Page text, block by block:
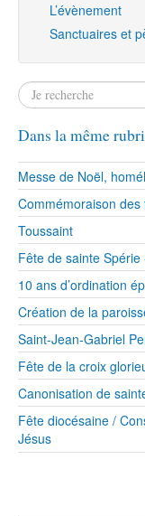
L’évènement
Sanctuaires et
Dans la même
Messe de Noël,
Commémoraison
Toussaint
Fête de sainte
10 ans d’ordination
Création de la
Saint-Jean-Gabriel
Fête de la croix
Canonisation de
Fête diocésaine /
Jésus